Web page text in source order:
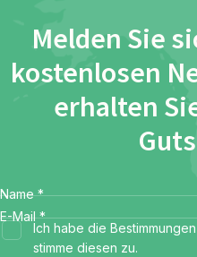
Melden Sie
kostenlosen
erhalten
Name *
E-Mail *
Ich habe die
stimme diesen zu.